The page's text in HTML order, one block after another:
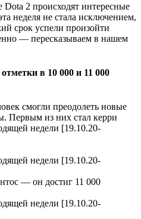
2 происходят интересные
неделя не стала исключением,
срок успели произойти
— пересказываем в нашем
в 10 000 и 11 000
смогли преодолеть новые
Первым из них стал керри
— он достиг 11 000